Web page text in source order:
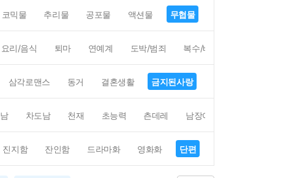
코믹물 추리물 공포물 액션물 무협물
요리/음식 퇴마 연예계 도박/범죄 복수/배신
삼각로맨스 동거 결혼생활 금지된사랑
차도남 천재 초능력 츤데레 남장여자
진지함 잔인함 드라마화 영화화 단편